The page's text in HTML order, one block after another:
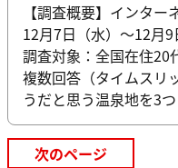
【調査概要】インタ
12月7日（水）～12月9
調査対象：全国在住20
複数回答（タイムスリ
うだと思う温泉地を3つ
次のページ